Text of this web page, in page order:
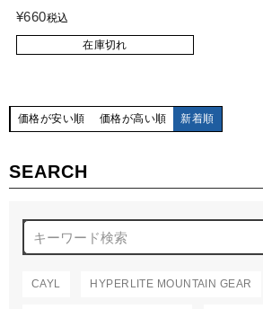
SEARCH
CAYL HYPERLITE MOUNTAIN GEAR
¥660税込
在庫切れ
価格が安い順 価格が高い順 新着順